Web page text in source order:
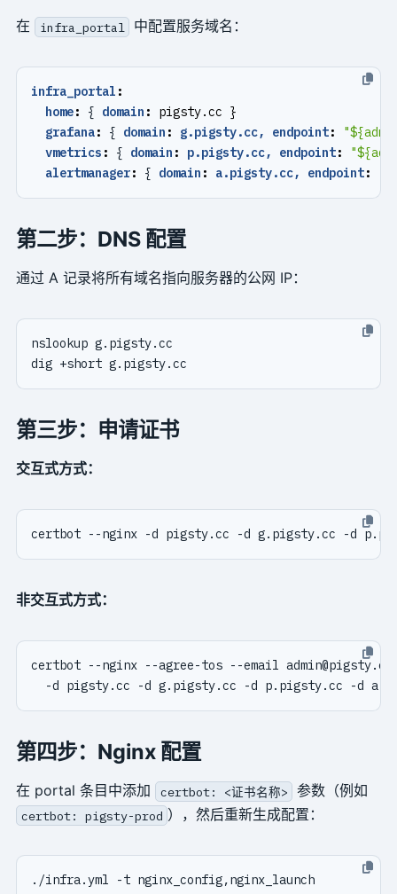
在 infra_portal 中配置服务域名：
infra_portal :
home: { domain :
pigsty.cc }
grafana: { domain : g.pigsty.cc, endpoint:
vmetrics : { domain : p.pigsty.cc, endpoint:
alertmanager: { domain : a.pigsty.cc, endpoint:
第二步：DNS 配置
通过 A 记录将所有域名指向服务器的公网 IP：
第三步：申请证书
交互式方式：
非交互式方式：
certbot --nginx --agree-tos --email
第四步：Nginx 配置
在 portal 条目中添加 certbot: <证书名称> 参数（例如
certbot: pigsty-prod ），然后重新生成配置：
./infra.yml -t nginx_config,nginx_launch